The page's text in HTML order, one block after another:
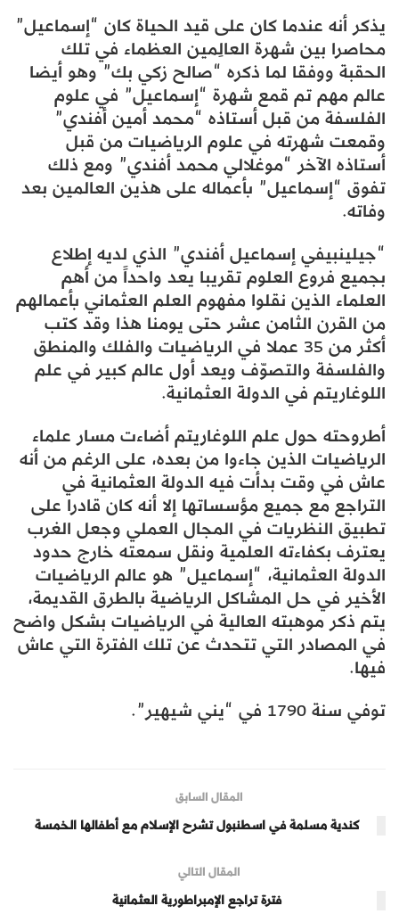
يذكر أنه عندما كان على قيد الحياة كان “إسماعيل”
محاصرا بين شهرة العالِمين العظماء في تلك
الحقبة ووفقا لما ذكره “صالح زكي بك” وهو أيضا
عالم مهم تم قمع شهرة “إسماعيل” في علوم
الفلسفة من قبل أستاذه “محمد أمين أفندي”
وقمعت شهرته في علوم الرياضيات من قبل
أستاذه الآخر “موغلالي محمد أفندي” ومع ذلك
تفوق “إسماعيل” بأعماله على هذين العالمين بعد
وفاته.
“جيلينبيفي إسماعيل أفندي” الذي لديه إطلاع
بجميع فروع العلوم تقريبا يعد واحداً من أهم
العلماء الذين نقلوا مفهوم العلم العثماني بأعمالهم
من القرن الثامن عشر حتى يومنا هذا وقد كتب
أكثر من 35 عملا في الرياضيات والفلك والمنطق
والفلسفة والتصوّف ويعد أول عالم كبير في علم
اللوغاريتم في الدولة العثمانية.
أطروحته حول علم اللوغاريتم أضاءت مسار علماء
الرياضيات الذين جاءوا من بعده، على الرغم من أنه
عاش في وقت بدأت فيه الدولة العثمانية في
التراجع مع جميع مؤسساتها إلا أنه كان قادرا على
تطبيق النظريات في المجال العملي وجعل الغرب
يعترف بكفاءته العلمية ونقل سمعته خارج حدود
الدولة العثمانية، “إسماعيل” هو عالم الرياضيات
الأخير في حل المشاكل الرياضية بالطرق القديمة،
يتم ذكر موهبته العالية في الرياضيات بشكل واضح
في المصادر التي تتحدث عن تلك الفترة التي عاش
فيها.
توفي سنة 1790 في “يني شيهير”.
المقال السابق
كندية مسلمة في اسطنبول تشرح الإسلام مع أطفالها الخمسة
المقال التالي
فترة تراجع الإمبراطورية العثمانية